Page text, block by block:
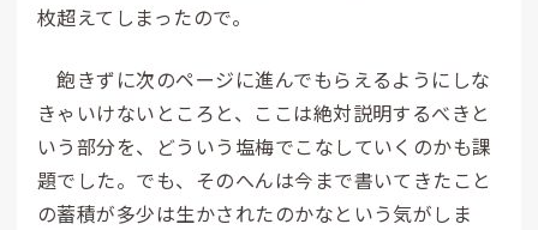
枚超えてしまったので。
飽きずに次のページに進んでもらえるようにしな
きゃいけないところと、ここは絶対説明するべきと
いう部分を、どういう塩梅でこなしていくのかも課
題でした。でも、そのへんは今まで書いてきたこと
の蓄積が多少は生かされたのかなという気がしま